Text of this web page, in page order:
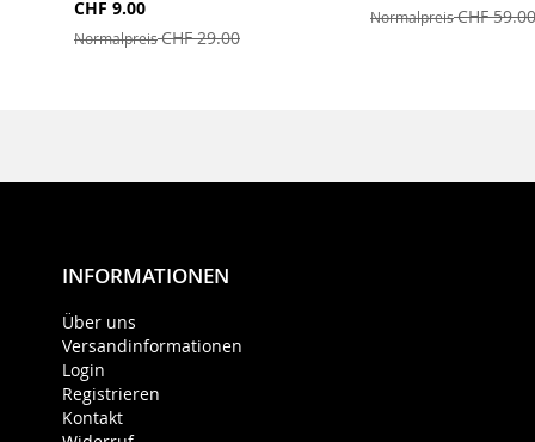
Sonderangebot
CHF 9.00
NormalpreisCHF 29.00
NormalpreisCHF 59.00
INFORMATIONEN
Über uns
Versandinformationen
Login
Registrieren
Kontakt